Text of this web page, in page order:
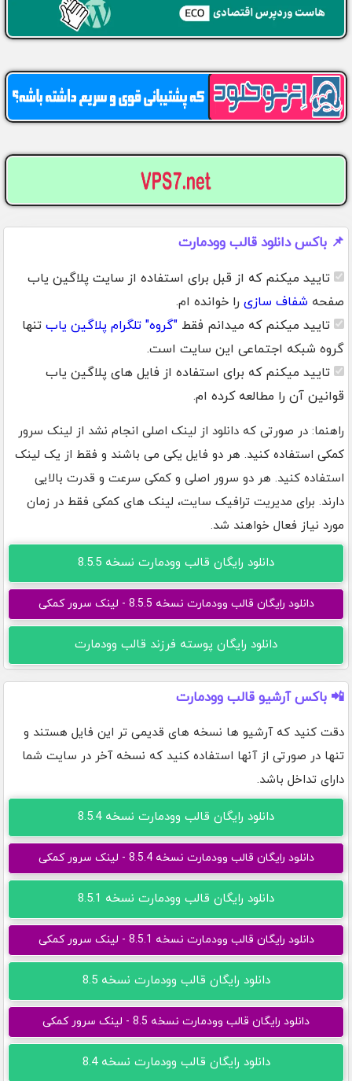
📌 باکس دانلود قالب وودمارت
تایید میکنم که از قبل برای استفاده از سایت پلاگین یاب
صفحه شفاف سازی را خوانده ام.
تایید میکنم که میدانم فقط "گروه" تلگرام پلاگین یاب تنها
گروه شبکه اجتماعی این سایت است.
تایید میکنم که برای استفاده از فایل های پلاگین یاب
قوانین آن را مطالعه کرده ام.
راهنما: در صورتی که دانلود از لینک اصلی انجام نشد از لینک سرور
کمکی استفاده کنید. هر دو فایل یکی می باشند و فقط از یک لینک
استفاده کنید. هر دو سرور اصلی و کمکی سرعت و قدرت بالایی
دارند. برای مدیریت ترافیک سایت، لینک های کمکی فقط در زمان
مورد نیاز فعال خواهند شد.
دانلود رایگان قالب وودمارت نسخه 8.5.5
دانلود رایگان قالب وودمارت نسخه 8.5.5 - لینک سرور کمکی
دانلود رایگان پوسته فرزند قالب وودمارت
📲 باکس آرشیو قالب وودمارت
دقت کنید که آرشیو ها نسخه های قدیمی تر این فایل هستند و
تنها در صورتی از آنها استفاده کنید که نسخه آخر در سایت شما
دارای تداخل باشد.
دانلود رایگان قالب وودمارت نسخه 8.5.4
دانلود رایگان قالب وودمارت نسخه 8.5.4 - لینک سرور کمکی
دانلود رایگان قالب وودمارت نسخه 8.5.1
دانلود رایگان قالب وودمارت نسخه 8.5.1 - لینک سرور کمکی
دانلود رایگان قالب وودمارت نسخه 8.5
دانلود رایگان قالب وودمارت نسخه 8.5 - لینک سرور کمکی
دانلود رایگان قالب وودمارت نسخه 8.4